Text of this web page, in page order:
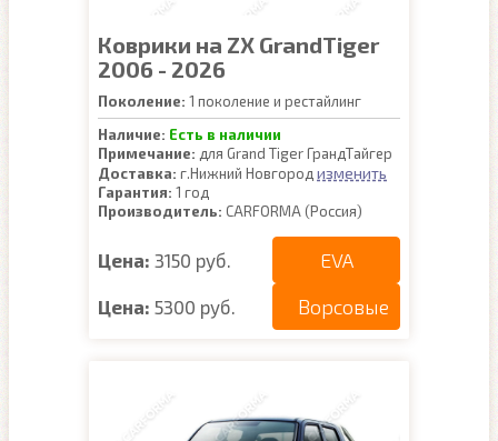
Коврики на ZX GrandTiger
2006 - 2026
Поколение: 1 поколение и рестайлинг
Наличие: Есть в наличии
Примечание: для Grand Tiger ГрандТайгер
Доставка: г.Нижний Новгород изменить
Гарантия: 1 год
Производитель: CARFORMA (Россия)
Цена: 3150 руб. EVA
Цена: 5300 руб. Ворсовые